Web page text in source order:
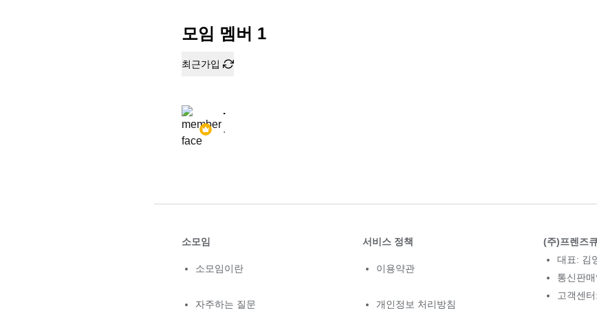
모임 멤버 1
최근가입
.
.
소모임
소모임이란
자주하는 질문
서비스 정책
이용약관
개인정보 처리방침
(주)프렌즈
대표: 김
통신판
고객센